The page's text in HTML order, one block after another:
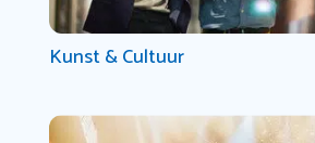
Kunst & Cultuur